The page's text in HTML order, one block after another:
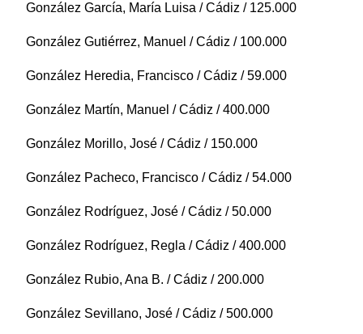
González García, María Luisa / Cádiz / 125.000
González Gutiérrez, Manuel / Cádiz / 100.000
González Heredia, Francisco / Cádiz / 59.000
González Martín, Manuel / Cádiz / 400.000
González Morillo, José / Cádiz / 150.000
González Pacheco, Francisco / Cádiz / 54.000
González Rodríguez, José / Cádiz / 50.000
González Rodríguez, Regla / Cádiz / 400.000
González Rubio, Ana B. / Cádiz / 200.000
González Sevillano, José / Cádiz / 500.000